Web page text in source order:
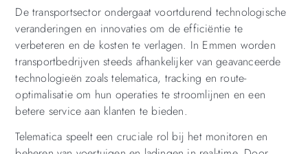
De transportsector ondergaat voortdurend technologische
veranderingen en innovaties om de efficiëntie te
verbeteren en de kosten te verlagen. In Emmen worden
transportbedrijven steeds afhankelijker van geavanceerde
technologieën zoals telematica, tracking en route-
optimalisatie om hun operaties te stroomlijnen en een
betere service aan klanten te bieden.
Telematica speelt een cruciale rol bij het monitoren en